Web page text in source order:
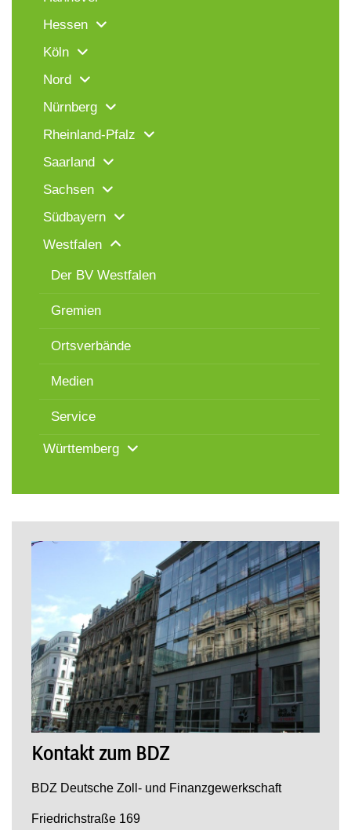
Hessen
Köln
Nord
Nürnberg
Rheinland-Pfalz
Saarland
Sachsen
Südbayern
Westfalen
Der BV Westfalen
Gremien
Ortsverbände
Medien
Service
Württemberg
Kontakt zum BDZ
BDZ Deutsche Zoll- und Finanzgewerkschaft
Friedrichstraße 169